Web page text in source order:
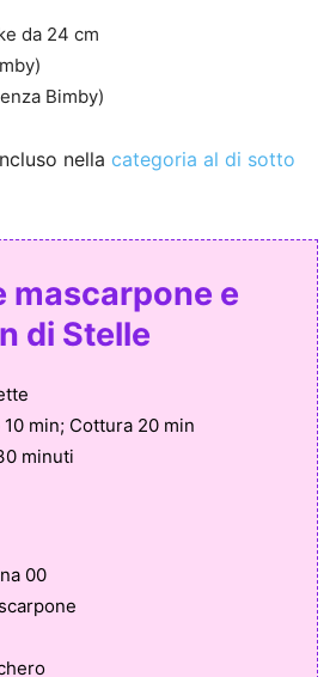
da 24 cm
Bimby)
nella categoria al di sotto
mascarpone e
di Stelle
10 min; Cottura 20 min
minuti
00